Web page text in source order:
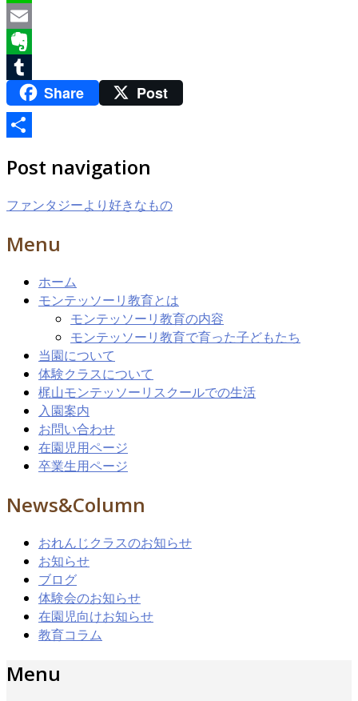
Line
Email
Evernote
TumblrShare Post
有
Post navigation
ファンタジーより好きなもの
Menu
ホーム
モンテッソーリ教育とは
モンテッソーリ教育の内容
モンテッソーリ教育で育った子どもたち
当園について
体験クラスについて
梶山モンテッソーリスクールでの生活
入園案内
お問い合わせ
在園児用ページ
卒業生用ページ
News&Column
おれんじクラスのお知らせ
お知らせ
ブログ
体験会のお知らせ
在園児向けお知らせ
教育コラム
Menu